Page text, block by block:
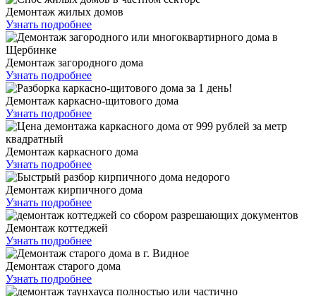
Демонтаж жилых домов
Узнать подробнее
Демонтаж загородного дома
Узнать подробнее
Демонтаж каркасно-щитового дома
Узнать подробнее
Демонтаж каркасного дома
Узнать подробнее
Демонтаж кирпичного дома
Узнать подробнее
Демонтаж коттеджей
Узнать подробнее
Демонтаж старого дома
Узнать подробнее